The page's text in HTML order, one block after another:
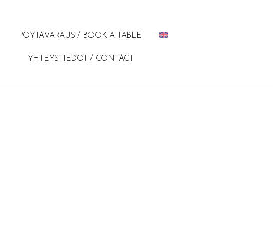
PÖYTÄVARAUS / BOOK A TABLE
YHTEYSTIEDOT / CONTACT